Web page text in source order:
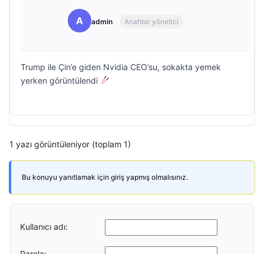
A admin Anahtar yönetici
Trump ile Çin’e giden Nvidia CEO’su, sokakta yemek
yerken görüntülendi
1 yazı görüntüleniyor (toplam 1)
Bu konuyu yanıtlamak için giriş yapmış olmalısınız.
Kullanıcı adı: